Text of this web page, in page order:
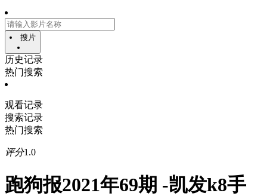
搜片
历史记录
热门搜索
观看记录
搜索记录
热门搜索
评分1.0
跑狗报2021年69期 -凯发k8手